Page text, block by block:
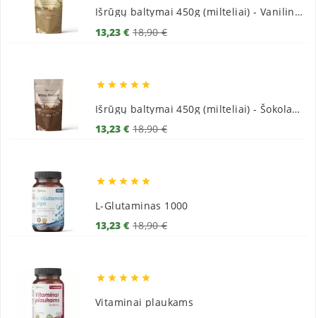
Išrūgų baltymai 450g (milteliai) - Vaniliniai
13,23 € 18,90 €
    
Išrūgų baltymai 450g (milteliai) - Šokoladiniai
13,23 € 18,90 €
    
L-Glutaminas 1000
13,23 € 18,90 €
    
Vitaminai plaukams